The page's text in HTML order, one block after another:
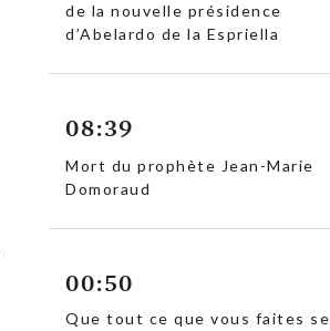
de la nouvelle présidence
d’Abelardo de la Espriella
08:39
Mort du prophète Jean-Marie
Domoraud
00:50
Que tout ce que vous faites se